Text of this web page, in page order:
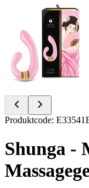
Item
of
8
Produktcode: E33541
Shunga -